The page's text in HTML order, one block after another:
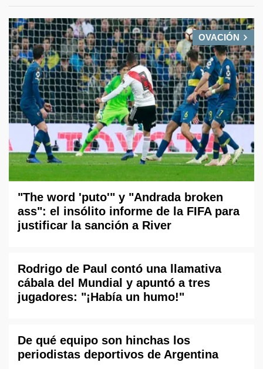
OVACIÓN
"The word 'puto'" y "Andrada broken
ass": el insólito informe de la FIFA para
justificar la sanción a River
Rodrigo de Paul contó una llamativa
cábala del Mundial y apuntó a tres
jugadores: "¡Había un humo!"
De qué equipo son hinchas los
periodistas deportivos de Argentina